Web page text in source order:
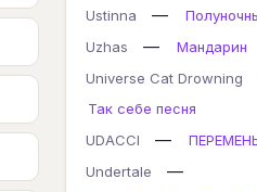
Ustinna
—
Uzhas
—
Мандарин
Universe Cat Drowning
Так себе песня
UDACCI
—
Undertale
—